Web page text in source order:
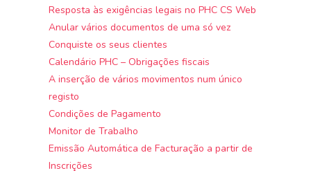
Resposta às exigências legais no PHC CS Web
Anular vários documentos de uma só vez
Conquiste os seus clientes
Calendário PHC – Obrigações fiscais
A inserção de vários movimentos num único
registo
Condições de Pagamento
Monitor de Trabalho
Emissão Automática de Facturação a partir de
Inscrições